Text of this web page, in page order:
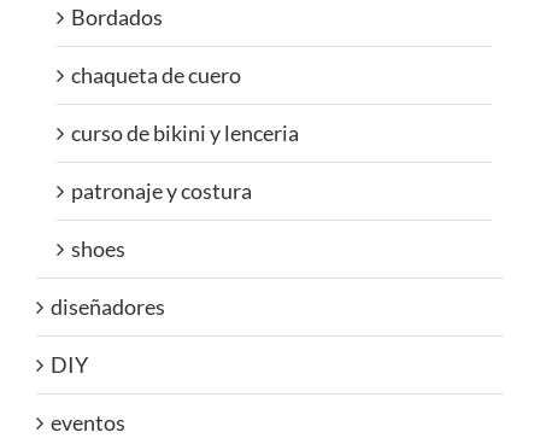
Bordados
chaqueta de cuero
curso de bikini y lenceria
patronaje y costura
shoes
diseñadores
DIY
eventos